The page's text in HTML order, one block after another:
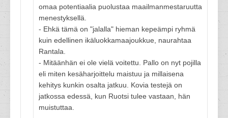
omaa potentiaalia puolustaa maailmanmestaruutta
menestyksellä.
- Ehkä tämä on "jalalla" hieman kepeämpi ryhmä
kuin edellinen ikäluokkamaajoukkue, naurahtaa
Rantala.
- Mitäänhän ei ole vielä voitettu. Pallo on nyt pojilla
eli miten kesäharjoittelu maistuu ja millaisena
kehitys kunkin osalta jatkuu. Kovia testejä on
jatkossa edessä, kun Ruotsi tulee vastaan, hän
muistuttaa.